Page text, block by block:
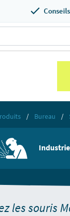
Bureau
Industrie
les souris